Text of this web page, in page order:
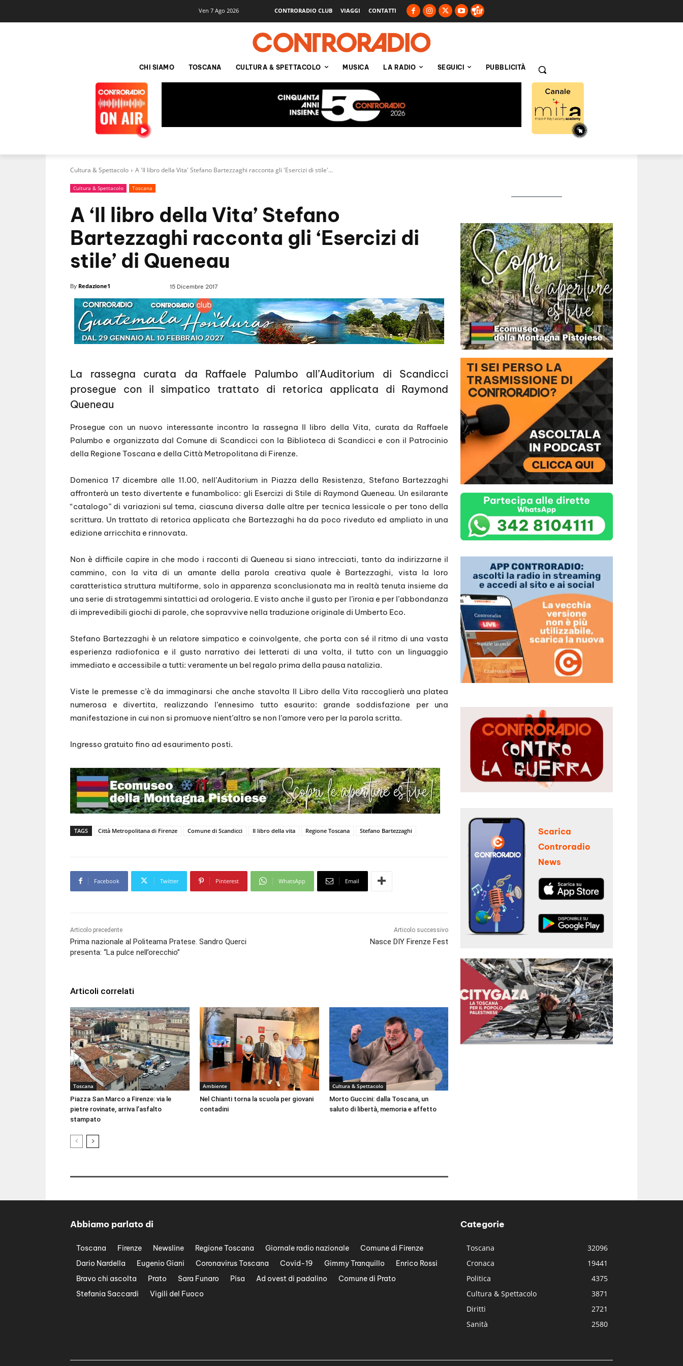
Ven 7 Ago 2026 CONTRORADIO CLUB VIAGGI CONTATTI
CHI SIAMO TOSCANA CULTURA & SPETTACOLO MUSICA LA RADIO SEGUICI PUBBLICITÀ
Cultura & Spettacolo A 'Il libro della Vita' Stefano Bartezzaghi racconta gli 'Esercizi di stile'...
Cultura & Spettacolo Toscana
A ‘Il libro della Vita’ Stefano
Bartezzaghi racconta gli ‘Esercizi di
stile’ di Queneau
By Redazione1 15 Dicembre 2017
La rassegna curata da Raffaele Palumbo all’Auditorium di Scandicci
prosegue con il simpatico trattato di retorica applicata di Raymond
Queneau
Prosegue con un nuovo interessante incontro la rassegna Il libro della Vita, curata da Raffaele
Palumbo e organizzata dal Comune di Scandicci con la Biblioteca di Scandicci e con il Patrocinio
della Regione Toscana e della Città Metropolitana di Firenze.
Domenica 17 dicembre alle 11.00, nell’Auditorium in Piazza della Resistenza, Stefano Bartezzaghi
affronterà un testo divertente e funambolico: gli Esercizi di Stile di Raymond Queneau. Un esilarante
“catalogo” di variazioni sul tema, ciascuna diversa dalle altre per tecnica lessicale o per tono della
scrittura. Un trattato di retorica applicata che Bartezzaghi ha da poco riveduto ed ampliato in una
edizione arricchita e rinnovata.
Non è difficile capire in che modo i racconti di Queneau si siano intrecciati, tanto da indirizzarne il
cammino, con la vita di un amante della parola creativa quale è Bartezzaghi, vista la loro
caratteristica struttura multiforme, solo in apparenza sconclusionata ma in realtà tenuta insieme da
una serie di stratagemmi sintattici ad orologeria. E visto anche il gusto per l’ironia e per l’abbondanza
di imprevedibili giochi di parole, che sopravvive nella traduzione originale di Umberto Eco.
Stefano Bartezzaghi è un relatore simpatico e coinvolgente, che porta con sé il ritmo di una vasta
esperienza radiofonica e il gusto narrativo dei letterati di una volta, il tutto con un linguaggio
immediato e accessibile a tutti: veramente un bel regalo prima della pausa natalizia.
Viste le premesse c’è da immaginarsi che anche stavolta Il Libro della Vita raccoglierà una platea
numerosa e divertita, realizzando l’ennesimo tutto esaurito: grande soddisfazione per una
manifestazione in cui non si promuove nient’altro se non l’amore vero per la parola scritta.
Ingresso gratuito fino ad esaurimento posti.
TAGS Città Metropolitana di Firenze Comune di Scandicci Il libro della vita Regione Toscana Stefano Bartezzaghi
Facebook Twitter Pinterest WhatsApp Email
Articolo precedente
Prima nazionale al Politeama Pratese. Sandro Querci
presenta: “La pulce nell’orecchio”
Articolo successivo
Nasce DIY Firenze Fest
Articoli correlati
Toscana
Piazza San Marco a Firenze: via le
pietre rovinate, arriva l’asfalto
stampato
Ambiente
Nel Chianti torna la scuola per giovani
contadini
Cultura & Spettacolo
Morto Guccini: dalla Toscana, un
saluto di libertà, memoria e affetto
Scarica
Controradio
News
Abbiamo parlato di
Toscana Firenze Newsline Regione Toscana Giornale radio nazionale
Comune di Firenze
Dario Nardella
Eugenio Giani Coronavirus Toscana Covid-19 Gimmy Tranquillo
Enrico Rossi
Bravo chi ascolta
Prato Sara Funaro Pisa Ad ovest di padalino
Comune di Prato
Stefania Saccardi
Vigili del Fuoco
Categorie
Toscana
32096
Cronaca
19441
Politica
4375
Cultura & Spettacolo
3871
Diritti
2721
Sanità
2580